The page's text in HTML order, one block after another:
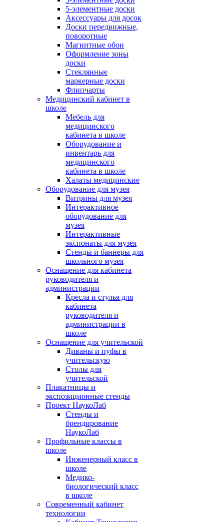
5-элементные доски
Аксессуары для досок
Доски передвижные,
поворотные
Магнитные обои
Оформление зоны
доски
Стеклянные
маркерные доски
Флипчарты
Медицинский кабинет в
школе
Мебель для
медицинского
кабинета в школе
Оборудование и
инвентарь для
медицинского
кабинета в школе
Халаты медицинские
Оборудование для музея
Витрины для музея
Интерактивное
оборудование для
музея
Интерактивные
экспонаты для музея
Стенды и баннеры для
школьного музея
Оснащение для кабинета
руководителя и
администрации
Кресла и стулья для
кабинета
руководителя и
администрации в
школе
Оснащение для учительской
Диваны и пуфы в
учительскую
Столы для
учительской
Плакатницы и
экспозиционные стенды
Проект НаукоЛаб
Стенды и
брендирование
НаукоЛаб
Профильные классы в
школе
Инженерный класс в
школе
Медико-
биологический класс
в школе
Современный кабинет
технологии